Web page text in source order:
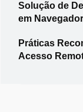
Solução de
em Navegador
Práticas
Acesso